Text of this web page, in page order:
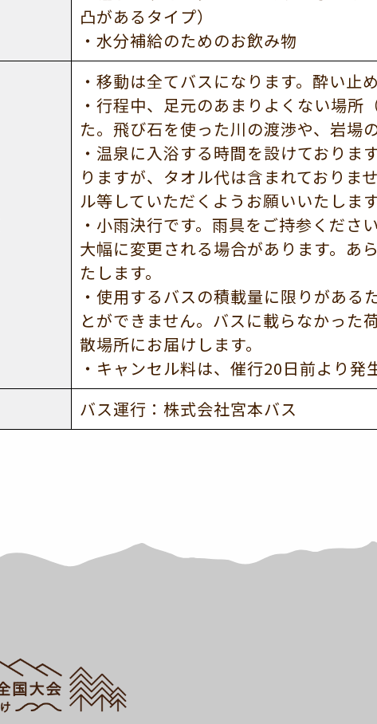
凸があるタイプ）
・水分補給のためのお飲み物
・移動は全てバスになります。酔い止
・行程中、足元のあまりよくない場所
た。飛び石を使った川の渡渉や、岩場
・温泉に入浴する時間を設けておりま
りますが、タオル代は含まれておりま
ル等していただくようお願いいたします
・小雨決行です。雨具をご持参くださ
大幅に変更される場合があります。あ
たします。
・使用するバスの積載量に限りがある
とができません。バスに載らなかった
散場所にお届けします。
・キャンセル料は、催行20日前より発
バス運行：株式会社宮本バス